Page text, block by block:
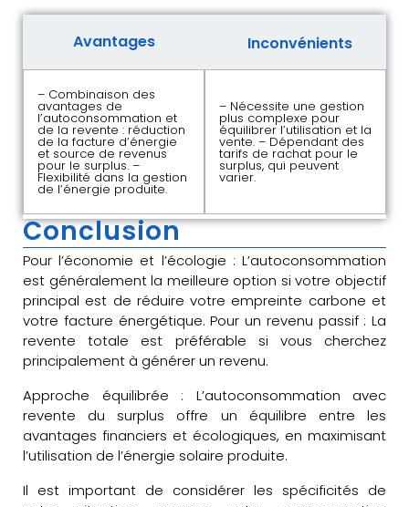
Avantages Inconvénients
– Combinaison des
avantages de
l’autoconsommation et
de la revente : réduction
de la facture d’énergie
et source de revenus
pour le surplus. –
Flexibilité dans la gestion
de l’énergie produite.
– Nécessite une gestion
plus complexe pour
équilibrer l’utilisation et la
vente. – Dépendant des
tarifs de rachat pour le
surplus, qui peuvent
varier.
Conclusion
Pour l’économie et l’écologie : L’autoconsommation
est généralement la meilleure option si votre objectif
principal est de réduire votre empreinte carbone et
votre facture énergétique. Pour un revenu passif : La
revente totale est préférable si vous cherchez
principalement à générer un revenu.
Approche équilibrée : L’autoconsommation avec
revente du surplus offre un équilibre entre les
avantages financiers et écologiques, en maximisant
l’utilisation de l’énergie solaire produite.
Il est important de considérer les spécificités de